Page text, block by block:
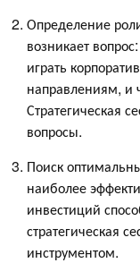
Определение
возникает
играть
направлениям, и
Стратегическая
вопросы.
Поиск
наиболее
инвестиций
стратегическая
инструментом.